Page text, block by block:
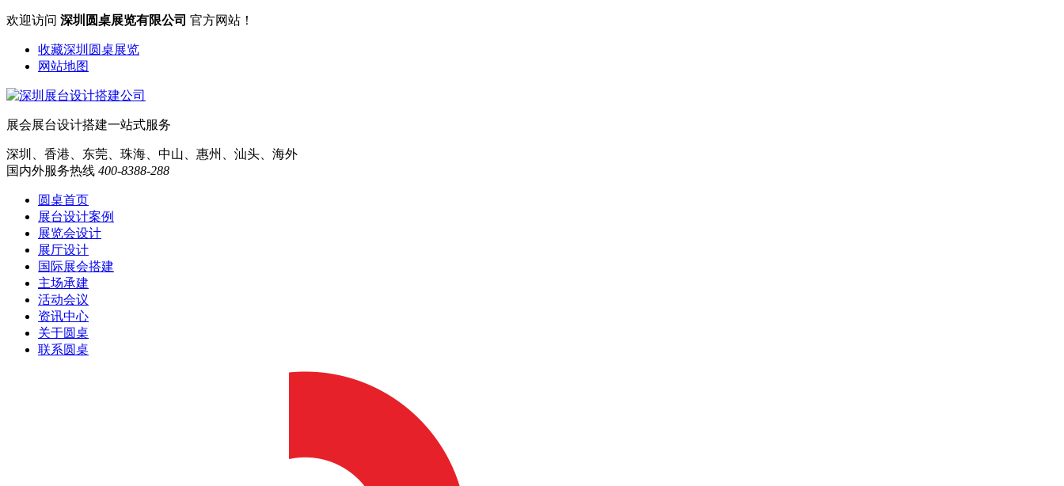
欢迎访问 深圳圆桌展览有限公司 官方网站！
收藏深圳圆桌展览
网站地图
展会展台设计搭建一站式服务
深圳、香港、东莞、珠海、中山、惠州、汕头、海外
国内外服务热线 400-8388-288
圆桌首页
展台设计案例
展览会设计
展厅设计
国际展会搭建
主场承建
活动会议
资讯中心
关于圆桌
联系圆桌